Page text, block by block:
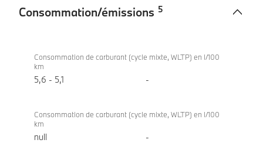
Consommation/émissions 5
émissions
520d
Berline
Consommation de carburant (cycle mixte, WLTP) en l/100
km
5,6 - 5,1 -
Consommation de carburant (cycle mixte, WLTP) en l/100
km
null -